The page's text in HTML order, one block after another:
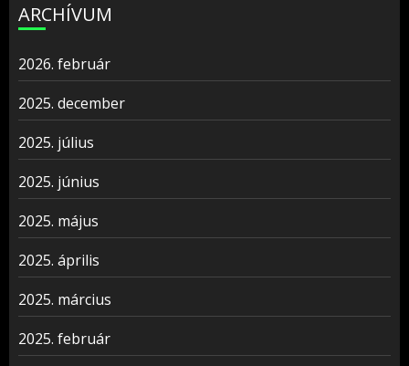
ARCHÍVUM
2026. február
2025. december
2025. július
2025. június
2025. május
2025. április
2025. március
2025. február